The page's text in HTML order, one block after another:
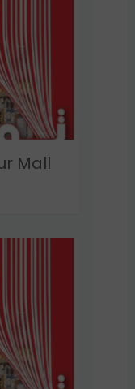
Mall